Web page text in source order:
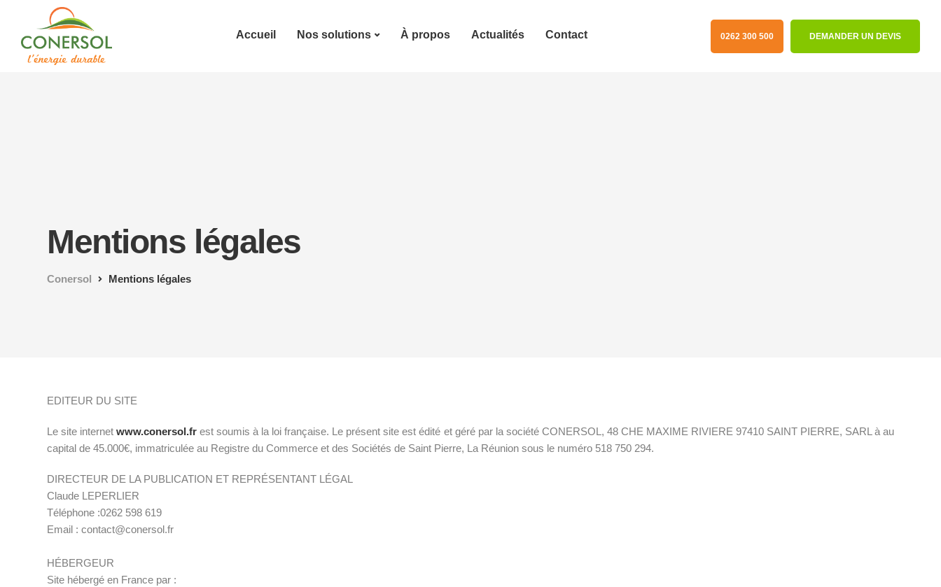
Accueil Nos solutions À propos Actualités Contact 0262 300 500 DEMANDER UN DEVIS
Mentions légales
Conersol Mentions légales
EDITEUR DU SITE
Le site internetwww.conersol.fr est soumis à la loi française. Le présent site est édité et géré par la société CONERSOL, 48 CHE MAXIME RIVIERE 97410 SAINT PIERRE, SARL à au
capital de 45.000€, immatriculée au Registre du Commerce et des Sociétés de Saint Pierre, La Réunion sous le numéro 518 750 294.
DIRECTEUR DE LA PUBLICATION ET REPRÉSENTANT LÉGAL
Claude LEPERLIER
Téléphone :0262 598 619
Email : contact@conersol.fr
HÉBERGEUR
Site hébergé en France par :